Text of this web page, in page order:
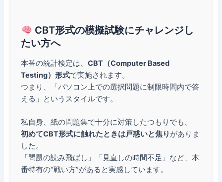
CBT形式の模擬試験にチャレンジし
たい方へ
本番の統計検定は、CBT（Computer Based
Testing）形式で実施されます。
つまり、「パソコン上での選択問題に制限時間内で答
える」というスタイルです。
私自身、紙の問題集で十分に対策したつもりでも、
初めてCBT形式に触れたときは戸惑いと焦り がありま
した。
「問題の読み飛ばし」「見直しの時間不足」など、本
番特有の“戦い方”があると実感しています。